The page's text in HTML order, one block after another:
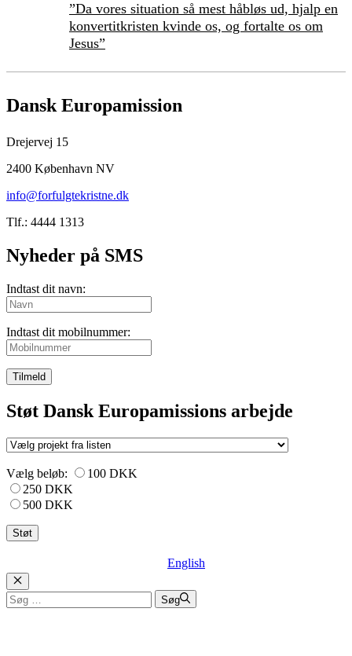
”Da vores situation så mest håbløs ud, hjalp en
konvertitkristen kvinde os, og fortalte os om
Jesus”
Dansk Europamission
Drejervej 15
2400 København NV
info@forfulgtekristne.dk
Tlf.: 4444 1313
Nyheder på SMS
Indtast dit navn:
Indtast dit mobilnummer:
Tilmeld
Støt Dansk Europamissions arbejde
Vælg beløb:
100 DKK
250 DKK
500 DKK
English
Luk
Søg
efter:
Søg